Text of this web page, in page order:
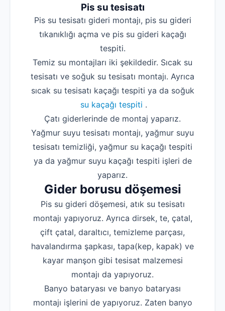
Pis su tesisatı
Pis su tesisatı gideri montajı, pis su gideri
tıkanıklığı açma ve pis su gideri kaçağı
tespiti.
Temiz su montajları iki şekildedir. Sıcak su
tesisatı ve soğuk su tesisatı montajı. Ayrıca
sıcak su tesisatı kaçağı tespiti ya da soğuk
su kaçağı tespiti .
Çatı giderlerinde de montaj yaparız.
Yağmur suyu tesisatı montajı, yağmur suyu
tesisatı temizliği, yağmur su kaçağı tespiti
ya da yağmur suyu kaçağı tespiti işleri de
yaparız.
Gider borusu döşemesi
Pis su gideri döşemesi, atık su tesisatı
montajı yapıyoruz. Ayrıca dirsek, te, çatal,
çift çatal, daraltıcı, temizleme parçası,
havalandırma şapkası, tapa(kep, kapak) ve
kayar manşon gibi tesisat malzemesi
montajı da yapıyoruz.
Banyo bataryası ve banyo bataryası
montajı işlerini de yapıyoruz. Zaten banyo